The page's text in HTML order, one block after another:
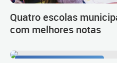
Quatro escolas
com melhores notas